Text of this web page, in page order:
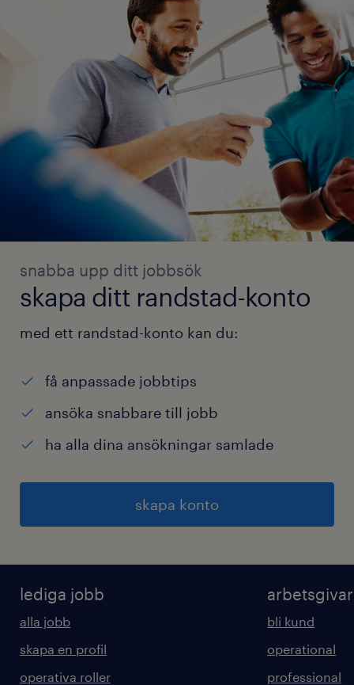
snabba upp ditt jobbsök
skapa ditt randstad-konto
med ett randstad-konto kan du:
få anpassade jobbtips
ansöka snabbare till jobb
ha alla dina ansökningar samlade
skapa konto
lediga jobb
alla jobb
skapa en profil
operativa roller
bli kund
operational
professional